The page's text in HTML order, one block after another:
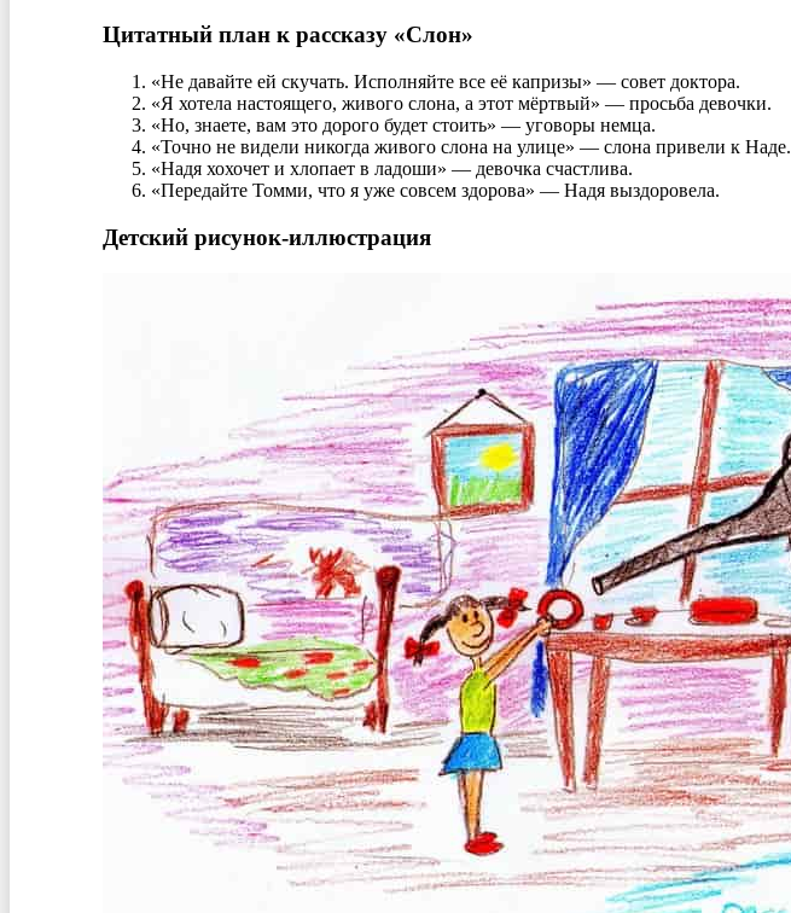
Цитатный план к рассказу «Слон»
«Не давайте ей скучать. Исполняйте все её капризы» — совет доктора.
«Я хотела настоящего, живого слона, а этот мёртвый» — просьба девочки.
«Но, знаете, вам это дорого будет стоить» — уговоры немца.
«Точно не видели никогда живого слона на улице» — слона привели к Наде.
«Надя хохочет и хлопает в ладоши» — девочка счастлива.
«Передайте Томми, что я уже совсем здорова» — Надя выздоровела.
Детский рисунок-иллюстрация